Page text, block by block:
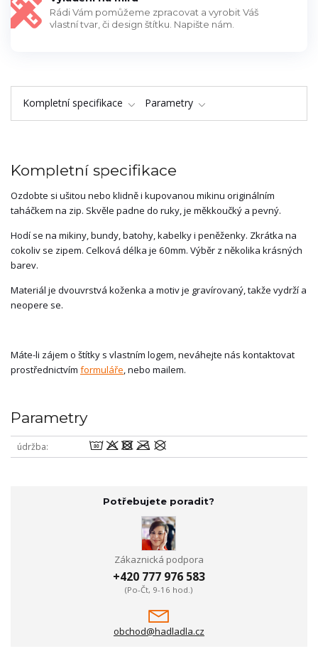
Rádi Vám pomůžeme zpracovat a vyrobit Váš
vlastní tvar, či design štítku. Napište nám.
Kompletní specifikace Parametry
Kompletní specifikace
Ozdobte si ušitou nebo klidně i kupovanou mikinu originálním
taháčkem na zip. Skvěle padne do ruky, je měkkoučký a pevný.
Hodí se na mikiny, bundy, batohy, kabelky i peněženky. Zkrátka na
cokoliv se zipem. Celková délka je 60mm. Výběr z několika krásných
barev.
Materiál je dvouvrstvá koženka a motiv je gravírovaný, takže vydrží a
neopere se.
Máte-li zájem o štítky s vlastním logem, neváhejte nás kontaktovat
prostřednictvím formuláře, nebo mailem.
Parametry
údržba wodmU
Potřebujete poradit?
Zákaznická podpora
+420 777 976 583
(Po-Čt, 9-16 hod.)
obchod@hadladla.cz